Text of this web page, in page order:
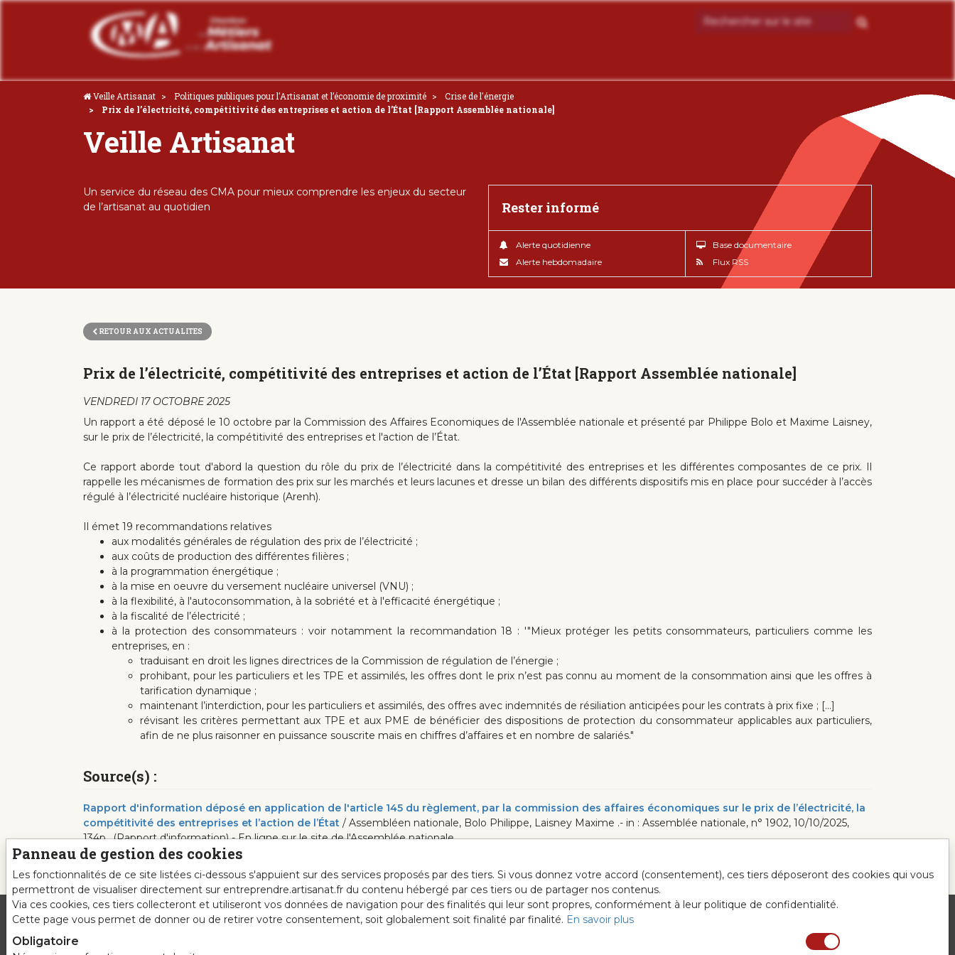
Veille Artisanat Politiques publiques pour l'Artisanat et l’économie de proximité
Crise de l'énergie
Prix de l’électricité, compétitivité des entreprises et action de l’État [Rapport Assemblée nationale]
Veille Artisanat
Un service du réseau des CMA pour mieux comprendre les enjeux du secteur
de l’artisanat au quotidien
Rester informé
Alerte quotidienne
Alerte hebdomadaire
Base documentaire
Flux RSS
RETOUR AUX ACTUALITES
Prix de l’électricité, compétitivité des entreprises et action de l’État [Rapport Assemblée nationale]
VENDREDI 17 OCTOBRE 2025
Un rapport a été déposé le 10 octobre par la Commission des Affaires Economiques de l'Assemblée nationale et présenté par Philippe Bolo et Maxime Laisney,
sur le prix de l’électricité, la compétitivité des entreprises et l'action de l’État.
Ce rapport aborde tout d'abord la question du rôle du prix de l’électricité dans la compétitivité des entreprises et les différentes composantes de ce prix. Il
rappelle les mécanismes de formation des prix sur les marchés et leurs lacunes et dresse un bilan des différents dispositifs mis en place pour succéder à l’accès
régulé à l’électricité nucléaire historique (Arenh).
Il émet 19 recommandations relatives
aux modalités générales de régulation des prix de l’électricité ;
aux coûts de production des différentes filières ;
à la programmation énergétique ;
à la mise en oeuvre du versement nucléaire universel (VNU) ;
à la flexibilité, à l'autoconsommation, à la sobriété et à l'efficacité énergétique ;
à la fiscalité de l’électricité ;
à la protection des consommateurs : voir notamment la recommandation 18 : '"Mieux protéger les petits consommateurs, particuliers comme les
entreprises, en :
traduisant en droit les lignes directrices de la Commission de régulation de l’énergie ;
prohibant, pour les particuliers et les TPE et assimilés, les offres dont le prix n’est pas connu au moment de la consommation ainsi que les offres à
tarification dynamique ;
maintenant l’interdiction, pour les particuliers et assimilés, des offres avec indemnités de résiliation anticipées pour les contrats à prix fixe ; [...]
révisant les critères permettant aux TPE et aux PME de bénéficier des dispositions de protection du consommateur applicables aux particuliers,
afin de ne plus raisonner en puissance souscrite mais en chiffres d’affaires et en nombre de salariés."
Source(s) :
Rapport d'information déposé en application de l'article 145 du règlement, par la commission des affaires économiques sur le prix de l’électricité, la
compétitivité des entreprises et l’action de l’État / Assembléen nationale, Bolo Philippe, Laisney Maxime .- in : Assemblée nationale, n° 1902, 10/10/2025,
134p., (Rapport d'information) - En ligne sur le site de l'Assemblée nationale
Panneau de gestion des cookies
Les fonctionnalités de ce site listées ci-dessous s'appuient sur des services proposés par des tiers. Si vous donnez votre accord (consentement), ces tiers déposeront des cookies qui vous
permettront de visualiser directement sur entreprendre.artisanat.fr du contenu hébergé par ces tiers ou de partager nos contenus.
Via ces cookies, ces tiers collecteront et utiliseront vos données de navigation pour des finalités qui leur sont propres, conformément à leur politique de confidentialité.
Cette page vous permet de donner ou de retirer votre consentement, soit globalement soit finalité par finalité. En savoir plus
Obligatoire